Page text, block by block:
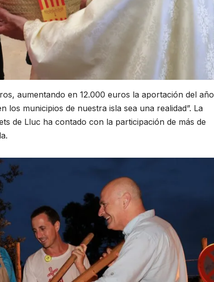
aumentando en 12.000 euros la aportación del año
los municipios de nuestra isla sea una realidad”. La
de Lluc ha contado con la participación de más de